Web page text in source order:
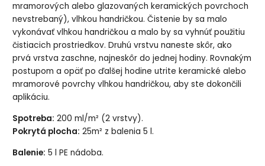
mramorových alebo glazovaných keramických povrchoch
nevstrebaný), vlhkou handričkou. Čistenie by sa malo
vykonávať vlhkou handričkou a malo by sa vyhnúť použitiu
čistiacich prostriedkov. Druhú vrstvu naneste skôr, ako
prvá vrstva zaschne, najneskôr do jednej hodiny. Rovnakým
postupom a opäť po ďalšej hodine utrite keramické alebo
mramorové povrchy vlhkou handričkou, aby ste dokončili
aplikáciu.
Spotreba: 200 ml/m² (2 vrstvy).
Pokrytá plocha: 25m² z balenia 5 l.
Balenie: 5 l PE nádoba.